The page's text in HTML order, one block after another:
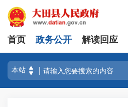
首页 政务公开 解读回应